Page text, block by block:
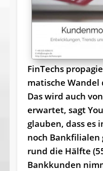
FinTechs
mati­sche
Das wird auch
erwartet, sagt
glau­ben, dass es
noch Bankfi­lia­len
rund die Hälfte
Bankkun­den